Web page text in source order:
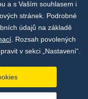
a s Vaším souhlasem i
stránek. Podrobné
údajů na základě
. Rozsah povolených
v sekci „Nastavení“.